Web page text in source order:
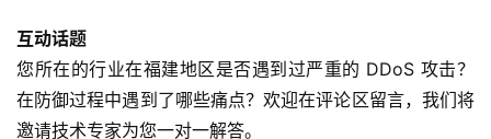
互动话题
您所在的行业在福建地区是否遇到过严重的 DDoS 攻击？
在防御过程中遇到了哪些痛点？欢迎在评论区留言，我们将
邀请技术专家为您一对一解答。